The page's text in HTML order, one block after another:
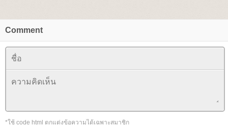
Comment
*ใช้ code html ตกแต่งข้อความได้เฉพาะสมาชิก